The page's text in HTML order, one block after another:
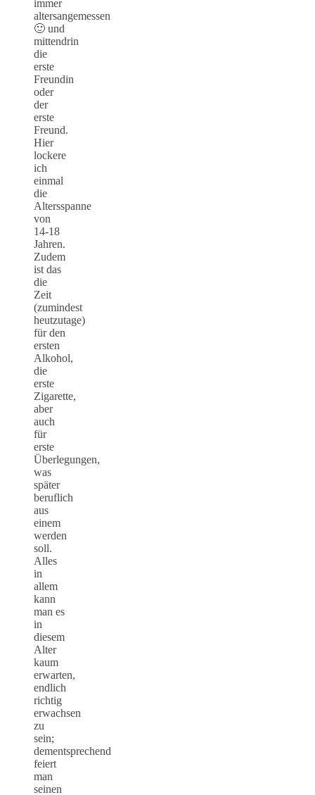
immer
altersangemessen
🙂 und
mittendrin
die
erste
Freundin
oder
der
erste
Freund.
Hier
lockere
ich
einmal
die
Altersspanne
von
14-18
Jahren.
Zudem
ist das
die
Zeit
(zumindest
heutzutage)
für den
ersten
Alkohol,
die
erste
Zigarette,
aber
auch
für
erste
Überlegungen,
was
später
beruflich
aus
einem
werden
soll.
Alles
in
allem
kann
man es
in
diesem
Alter
kaum
erwarten,
endlich
richtig
erwachsen
zu
sein;
dementsprechend
feiert
man
seinen